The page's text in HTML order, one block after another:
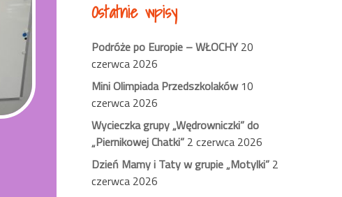
Ostatnie wpisy
Podróże po Europie – WŁOCHY 20
czerwca 2026
Mini Olimpiada Przedszkolaków 10
czerwca 2026
Wycieczka grupy „Wędrowniczki” do
„Piernikowej Chatki” 2 czerwca 2026
Dzień Mamy i Taty w grupie „Motylki” 2
czerwca 2026